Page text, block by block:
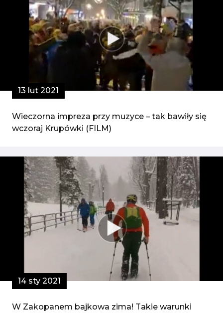
13 lut 2021
Wieczorna impreza przy muzyce – tak bawiły się
wczoraj Krupówki (FILM)
14 sty 2021
W Zakopanem bajkowa zima! Takie warunki